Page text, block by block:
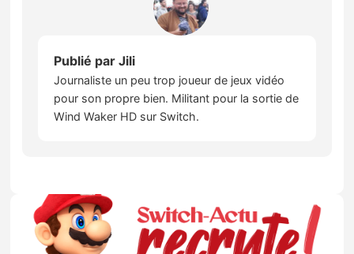
Publié parJili
Journaliste un peu trop joueur de jeux vidéo
pour son propre bien. Militant pour la sortie de
Wind Waker HD sur Switch.